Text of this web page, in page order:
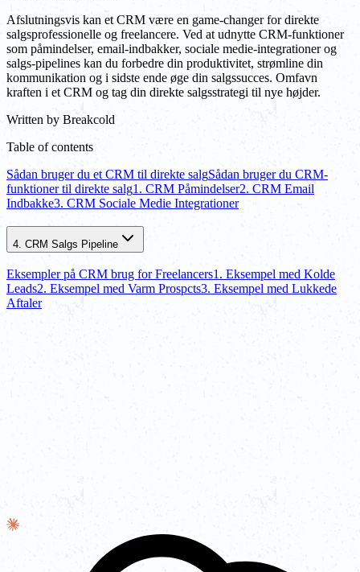
Afslutningsvis kan et CRM være en game-changer for direkte
salgsprofessionelle og freelancere. Ved at udnytte CRM-funktioner
som påmindelser, email-indbakker, sociale medie-integrationer og
salgs-pipelines kan du forbedre din produktivitet, strømline din
kommunikation og i sidste ende øge din salgssucces. Omfavn
kraften i et CRM og tag din direkte salgsstrategi til nye højder.
Written by Breakcold
Table of contents
Sådan bruger du et CRM til direkte salgSådan bruger du CRM-
funktioner til direkte salg1. CRM Påmindelser2. CRM Email
Indbakke3. CRM Sociale Medie Integrationer
4. CRM Salgs Pipeline
Eksempler på CRM brug for Freelancers1. Eksempel med Kolde
Leads2. Eksempel med Varm Prospcts3. Eksempel med Lukkede
Aftaler